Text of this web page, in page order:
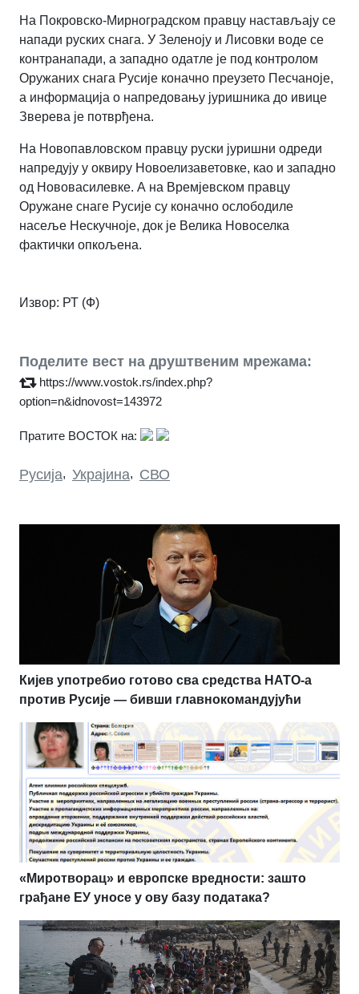
На Покровско-Мирноградском правцу настављају се
напади руских снага. У Зеленоју и Лисовки воде се
контранапади, а западно одатле је под контролом
Оружаних снага Русије коначно преузето Песчаноје,
а информација о напредовању јуришника до ивице
Зверева је потврђена.
На Новопавловском правцу руски јуришни одреди
напредују у оквиру Новоелизаветовке, као и западно
од Нововасилевке. А на Времјевском правцу
Оружане снаге Русије су коначно ослободиле
насеље Нескучноје, док је Велика Новоселка
фактички опкољена.
Извор: РТ (Ф)
Поделите вест на друштвеним мрежама:
https://www.vostok.rs/index.php?
option=n&idnovost=143972
Пратите ВОСТОК на:
Русија, Украјина, СВО
Кијев употребио готово сва средства НАТО-а
против Русије — бивши главнокомандујући
«Миротворац» и европске вредности: зашто
грађане ЕУ уносе у ову базу података?